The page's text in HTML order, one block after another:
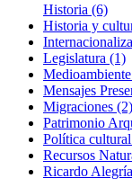
Historia (6)
Historia y
Legislatura (1)
Mensajes
Migraciones (2)
Patrimonio
Política
Recursos
Ricardo